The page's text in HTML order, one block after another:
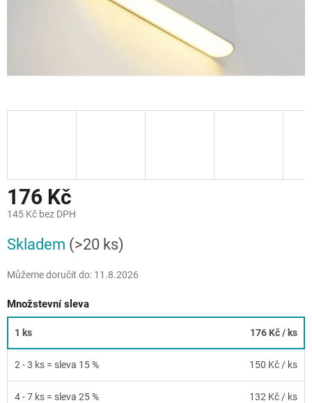
176 Kč
145 Kč bez DPH
cena:
Skladem (>20 ks)
Můžeme doručit do: 11.8.2026
Množstevní sleva
1 ks 176 Kč/ ks
2 - 3 ks = sleva 15 % 150 Kč / ks
4 - 7 ks = sleva 25 % 132 Kč / ks